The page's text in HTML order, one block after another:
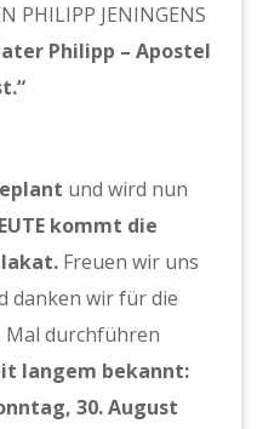
PHILIPP JENINGENS
Philipp – Apostel
und wird nun
kommt die
Freuen wir uns
danken wir für die
Mal durchführen
langem bekannt:
30. August